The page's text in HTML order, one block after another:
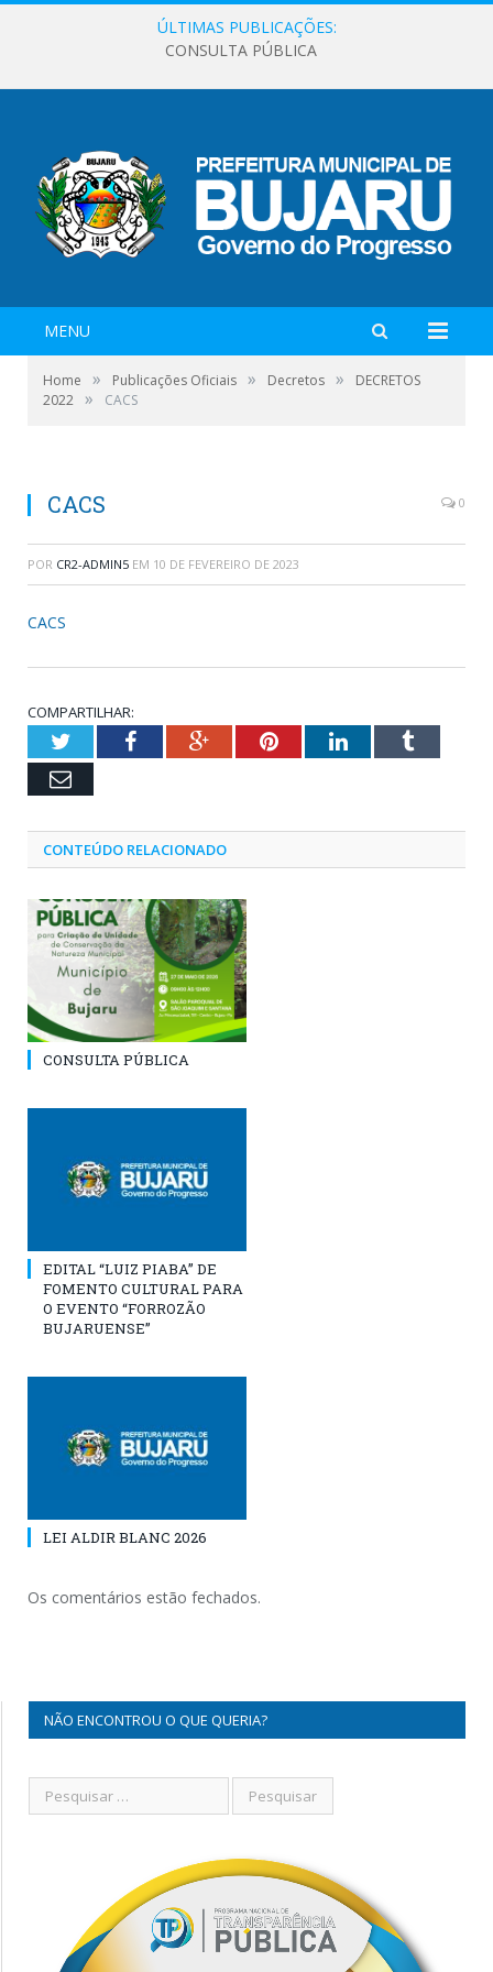
ÚLTIMAS PUBLICAÇÕES:
CONSULTA PÚBLICA
MENU
Home » Publicações Oficiais » Decretos »
DECRETOS
2022 » CACS
CACS 0
POR CR2-ADMIN5 EM 10 DE FEVEREIRO DE 2023
CACS
COMPARTILHAR:
TwitterFacebookGoogle+PinterestLinkedInTumblr
Email
CONTEÚDO RELACIONADO
CONSULTA PÚBLICA
EDITAL “LUIZ PIABA” DE
FOMENTO CULTURAL PARA
O EVENTO “FORROZÃO
BUJARUENSE”
LEI ALDIR BLANC 2026
Os comentários estão fechados.
NÃO ENCONTROU O QUE QUERIA?